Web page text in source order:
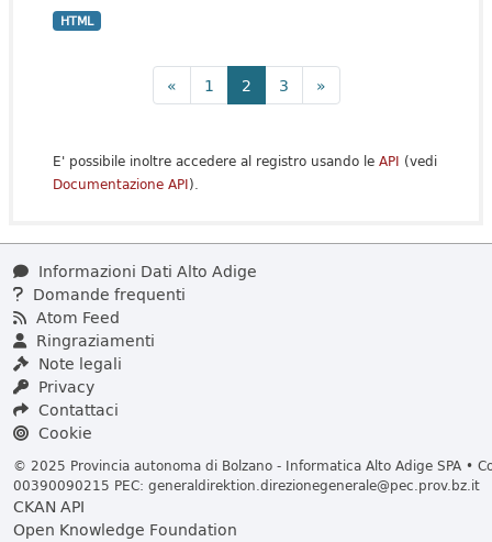
HTML
« 1 2 3 »
E' possibile inoltre accedere al registro usando le API (vedi
Documentazione API).
Informazioni Dati Alto Adige
Domande frequenti
Atom Feed
Ringraziamenti
Note legali
Privacy
Contattaci
Cookie
© 2025 Provincia autonoma di Bolzano - Informatica Alto Adige SPA •
00390090215 PEC: generaldirektion.direzionegenerale@pec.prov.bz.it
CKAN API
Open Knowledge Foundation